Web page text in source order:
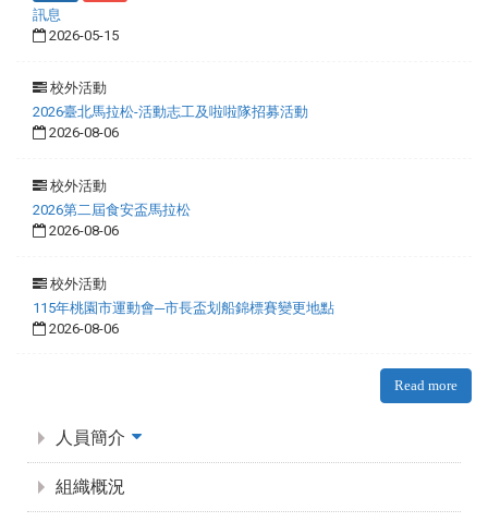
訊息
2026-05-15
校外活動
2026臺北馬拉松-活動志工及啦啦隊招募活動
2026-08-06
校外活動
2026第二屆食安盃馬拉松
2026-08-06
校外活動
115年桃園市運動會─市長盃划船錦標賽變更地點
2026-08-06
Read more
人員簡介
組織概況